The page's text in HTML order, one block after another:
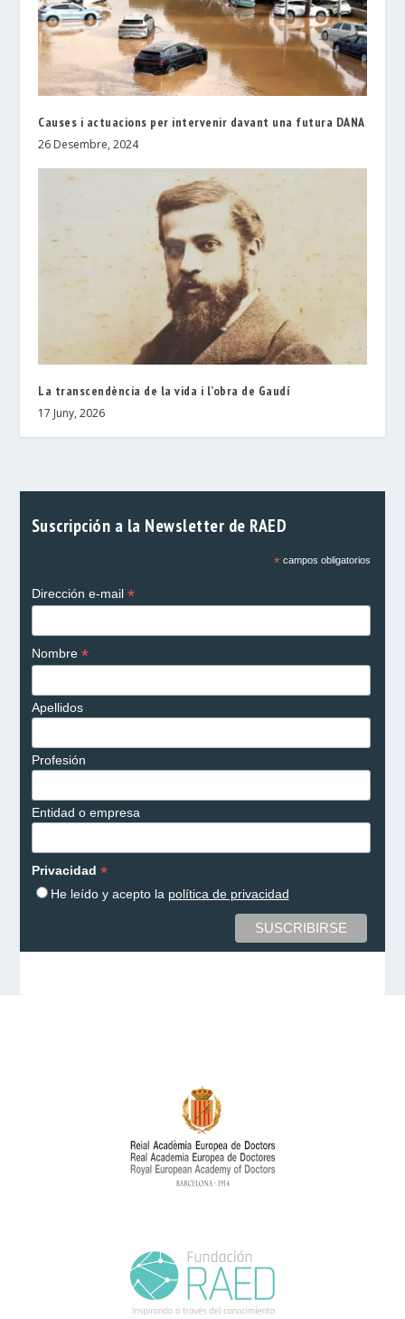
Causes i actuacions per intervenir davant una futura DANA
26 Desembre, 2024
La transcendència de la vida i l’obra de Gaudí
17 Juny, 2026
Suscripción a la Newsletter de RAED
*campos obligatorios
Dirección e-mail *
Nombre *
Apellidos
Profesión
Entidad o empresa
Privacidad *
He leído y acepto la política de privacidad